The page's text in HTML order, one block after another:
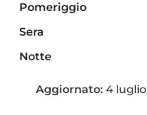
Pomeriggio
Sera
Notte
Aggiornato: 4